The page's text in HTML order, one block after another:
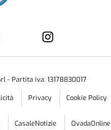
- Partita iva: 13178830017
Privacy Cookie Policy
CasaleNotizie OvadaOnline